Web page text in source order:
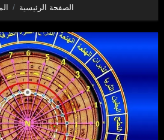
الصفحة الرئيسية